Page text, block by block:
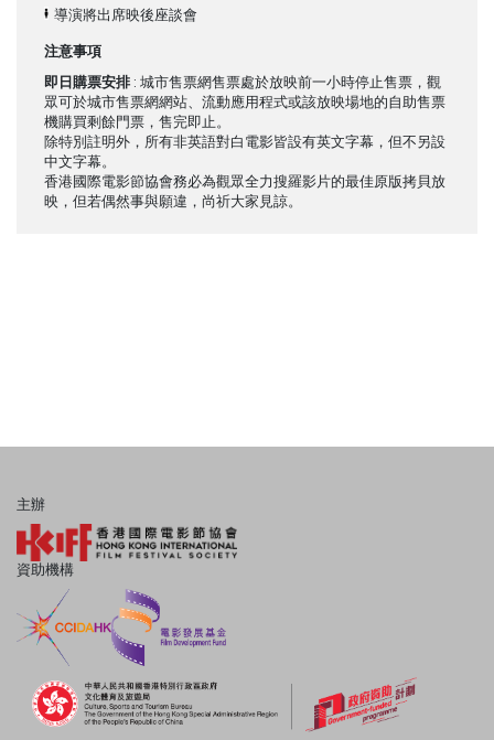
導演將出席映後座談會
注意事項
即日購票安排 : 城市售票網售票處於放映前一小時停止售票，觀
眾可於城市售票網網站、流動應用程式或該放映場地的自助售票
機購買剩餘門票，售完即止。
除特別註明外，所有非英語對白電影皆設有英文字幕，但不另設
中文字幕。
香港國際電影節協會務必為觀眾全力搜羅影片的最佳原版拷貝放
映，但若偶然事與願違，尚祈大家見諒。
主辦
資助機構